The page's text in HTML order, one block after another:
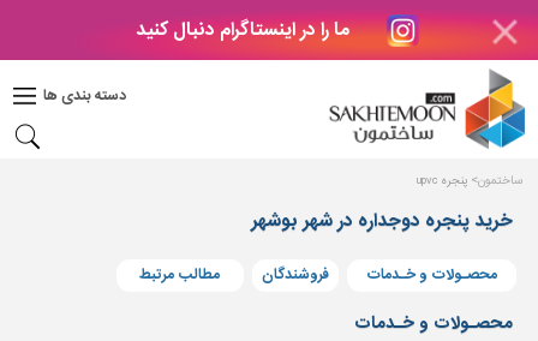
ما را در اینستاگرام دنبال کنید
دسته بندی ها
دکوراسیون
بتن
های
بتنی
و
پنجره
ساختمون پنجره upvc
خرید پنجره دوجداره در شهر بوشهر
محصـولات و خـدمات فروشندگان مطالب مرتبط
محصـولات و خـدمات